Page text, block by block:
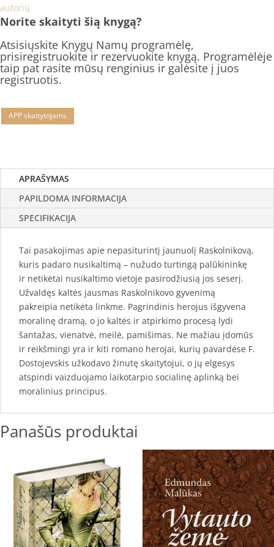
autorių
Norite skaityti šią knygą?
Atsisiųskite Knygų Namų programėlę,
prisiregistruokite ir rezervuokite knygą. Programėlėje
taip pat rasite mūsų renginius ir galėsite į juos
registruotis.
APP skaitytojams
APRAŠYMAS
PAPILDOMA INFORMACIJA
SPECIFIKACIJA
Tai pasakojimas apie nepasiturintį jaunuolį Raskolnikovą,
kuris padaro nusikaltimą – nužudo turtingą palūkininkę
ir netikėtai nusikaltimo vietoje pasirodžiusią jos seserį.
Užvaldęs kaltės jausmas Raskolnikovo gyvenimą
pakreipia netikėta linkme. Pagrindinis herojus išgyvena
moralinę dramą, o jo kaltės ir atpirkimo procesą lydi
šantažas, vienatvė, meilė, pamišimas. Ne mažiau įdomūs
ir reikšmingi yra ir kiti romano herojai, kurių pavardėse F.
Dostojevskis užkodavo žinutę skaitytojui, o jų elgesys
atspindi vaizduojamo laikotarpio socialinę aplinką bei
moralinius principus.
Panašūs produktai